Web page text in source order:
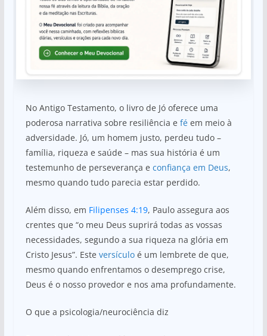
No Antigo Testamento, o livro de Jó oferece uma
poderosa narrativa sobre resiliência e féem meio à
adversidade. Jó, um homem justo, perdeu tudo –
família, riqueza e saúde – mas sua história é um
testemunho de perseverança e confiança em Deus,
mesmo quando tudo parecia estar perdido.
Além disso, em Filipenses 4:19, Paulo assegura aos
crentes que “o meu Deus suprirá todas as vossas
necessidades, segundo a sua riqueza na glória em
Cristo Jesus”. Este versículoé um lembrete de que,
mesmo quando enfrentamos o desemprego crise,
Deus é o nosso provedor e nos ama profundamente.
O que a psicologia/neurociência diz